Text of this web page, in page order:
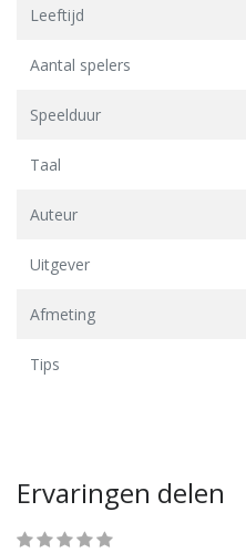
Leeftijd
Aantal spelers
Speelduur
Taal
Auteur
Uitgever
Afmeting
Tips
voor het spel is
Vergelijk
Ervaringen delen